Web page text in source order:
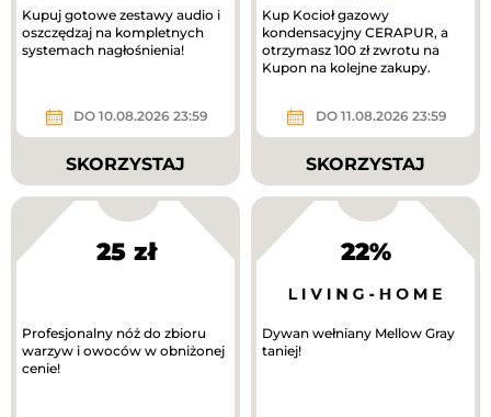
Kupuj gotowe zestawy audio i
oszczędzaj na kompletnych
systemach nagłośnienia!
DO 10.08.2026 23:59
SKORZYSTAJ
Kup Kocioł gazowy
kondensacyjny CERAPUR, a
otrzymasz 100 zł zwrotu na
Kupon na kolejne zakupy.
DO 11.08.2026 23:59
SKORZYSTAJ
25 zł
Profesjonalny nóż do zbioru
warzyw i owoców w obniżonej
cenie!
22%
Dywan wełniany Mellow Gray
taniej!